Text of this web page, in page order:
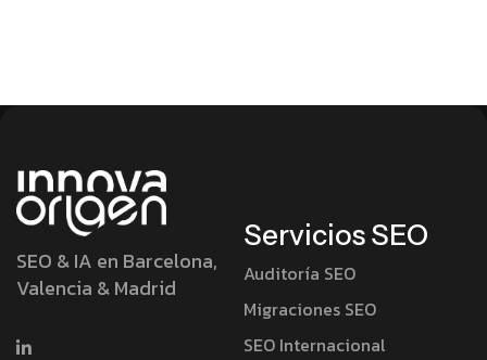
SEO & IA en Barcelona,
Valencia & Madrid
Servicios SEO
Auditoría SEO
Migraciones SEO
SEO Internacional